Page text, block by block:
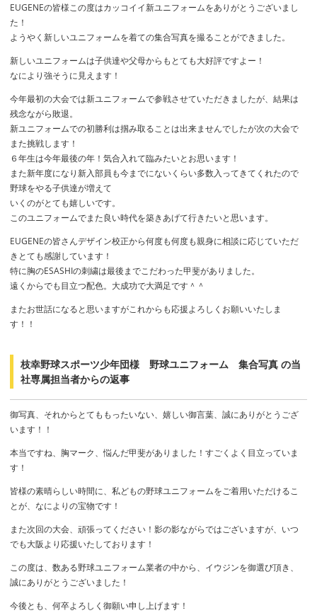
EUGENEの皆様この度はカッコイイ新ユニフォームをありがとうございまし
た！
ようやく新しいユニフォームを着ての集合写真を撮ることができました。
新しいユニフォームは子供達や父母からもとても大好評ですよー！
なにより強そうに見えます！
今年最初の大会では新ユニフォームで参戦させていただきましたが、結果は
残念ながら敗退。
新ユニフォームでの初勝利は掴み取ることは出来ませんでしたが次の大会で
また挑戦します！
６年生は今年最後の年！気合入れて臨みたいとお思います！
また新年度になり新入部員も今までにないくらい多数入ってきてくれたので
野球をやる子供達が増えて
いくのがとても嬉しいです。
このユニフォームでまた良い時代を築きあげて行きたいと思います。
EUGENEの皆さんデザイン校正から何度も何度も親身に相談に応じていただ
きとても感謝しています！
特に胸のESASHIの刺繍は最後までこだわった甲斐がありました。
遠くからでも目立つ配色。大成功で大満足です＾＾
またお世話になると思いますがこれからも応援よろしくお願いいたしま
す！！
枝幸野球スポーツ少年団様 野球ユニフォーム 集合写真 の当
社専属担当者からの返事
御写真、それからとてももったいない、嬉しい御言葉、誠にありがとうござ
います！！
本当ですね、胸マーク、悩んだ甲斐がありました！すごくよく目立っていま
す！
皆様の素晴らしい時間に、私どもの野球ユニフォームをご着用いただけるこ
とが、なによりの宝物です！
また次回の大会、頑張ってください！影の影ながらではございますが、いつ
でも大阪より応援いたしております！
この度は、数ある野球ユニフォーム業者の中から、イウジンを御選び頂き、
誠にありがとうございました！
今後とも、何卒よろしく御願い申し上げます！